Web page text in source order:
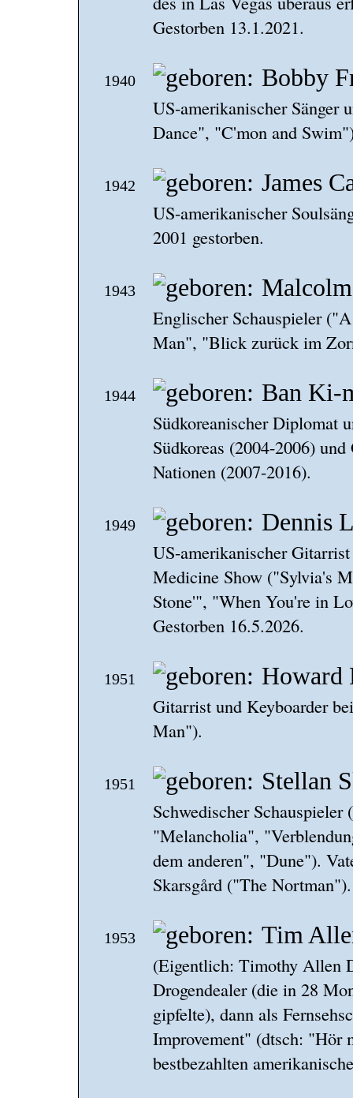
Gestorben 13.1.2021.
1940 Bobby
US-amerikanischer Sänger
Dance", "C'mon and
1942 James
US-amerikanischer
2001 gestorben.
1943
Englischer Schauspieler
Man", "Blick zurück im
1944 Ban Ki-
Südkoreanischer Diplomat
Südkoreas (2004-2006)
Nationen (2007-2016).
1949 Dennis
US-amerikanischer
Medicine Show ("Sylvia's
Stone'", "When You're in
Gestorben 16.5.2026.
1951 Howard
Gitarrist und Keyboarder
Man").
1951 Stellan
Schwedischer
"Melancholia",
dem anderen", "Dune").
Skarsgård ("The Nortman").
1953 Tim
(Eigentlich: Timothy Allen
Drogendealer (die in 28
gipfelte), dann als
Improvement" (dtsch: "Hör
bestbezahlten